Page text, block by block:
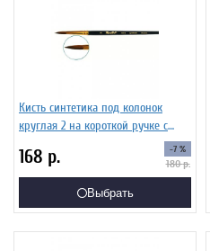
Кисть синтетика под колонок
круглая 2 на короткой ручке с
укороченной вставкой Серия 1S15
ЖS1-02,05Ж
168 р. -7 %
180р.
Выбрать